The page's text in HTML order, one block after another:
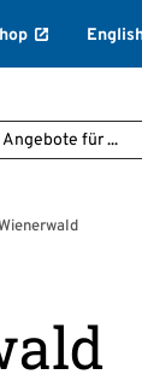
Angebote für ...